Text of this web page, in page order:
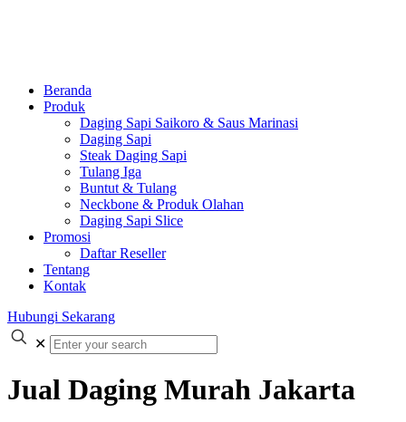
Beranda
Produk
Daging Sapi Saikoro & Saus Marinasi
Daging Sapi
Steak Daging Sapi
Tulang Iga
Buntut & Tulang
Neckbone & Produk Olahan
Daging Sapi Slice
Promosi
Daftar Reseller
Tentang
Kontak
Hubungi Sekarang
✕
Jual Daging Murah Jakarta